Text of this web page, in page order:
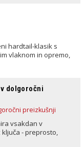
hardtail-klasik s
vlaknom in opremo,
dolgoročni
vsakdan v
- preprosto,